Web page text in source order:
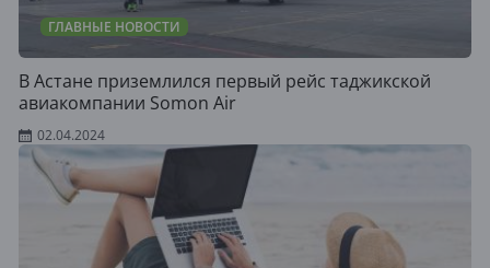
ГЛАВНЫЕ НОВОСТИ
В Астане приземлился первый рейс таджикской
авиакомпании Somon Air
02.04.2024